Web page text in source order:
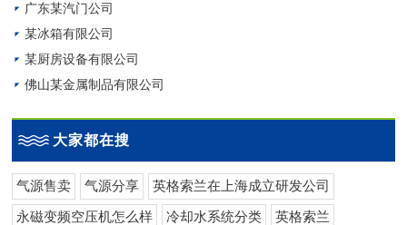
广东某汽门公司
某冰箱有限公司
某厨房设备有限公司
佛山某金属制品有限公司
大家都在搜
气源售卖 气源分享 英格索兰在上海成立研发公司
永磁变频空压机怎么样 冷却水系统分类 英格索兰